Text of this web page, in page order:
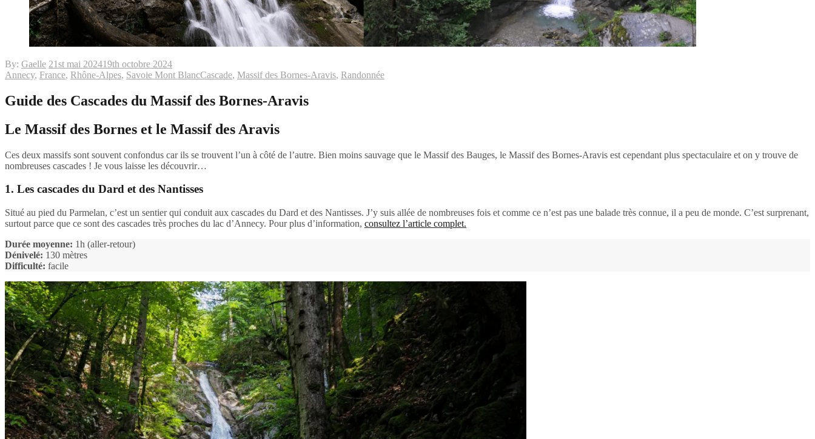
By: Gaelle 21st mai 202419th octobre 2024
Annecy, France, Rhône-Alpes, Savoie Mont BlancCascade, Massif des Bornes-Aravis, Randonnée
Guide des Cascades du Massif des Bornes-Aravis
Le Massif des Bornes et le Massif des Aravis
Ces deux massifs sont souvent confondus car ils se trouvent l’un à côté de l’autre. Bien moins sauvage que le Massif des Bauges, le Massif des Bornes-Aravis est cependant plus spectaculaire et on y trouve de
nombreuses cascades ! Je vous laisse les découvrir…
1. Les cascades du Dard et des Nantisses
Situé au pied du Parmelan, c’est un sentier qui conduit aux cascades du Dard et des Nantisses. J’y suis allée de nombreuses fois et comme ce n’est pas une balade très connue, il a peu de monde. C’est surprenant,
surtout parce que ce sont des cascades très proches du lac d’Annecy. Pour plus d’information, consultez l’article complet.
Durée moyenne: 1h (aller-retour)
Dénivelé: 130 mètres
Difficulté: facile